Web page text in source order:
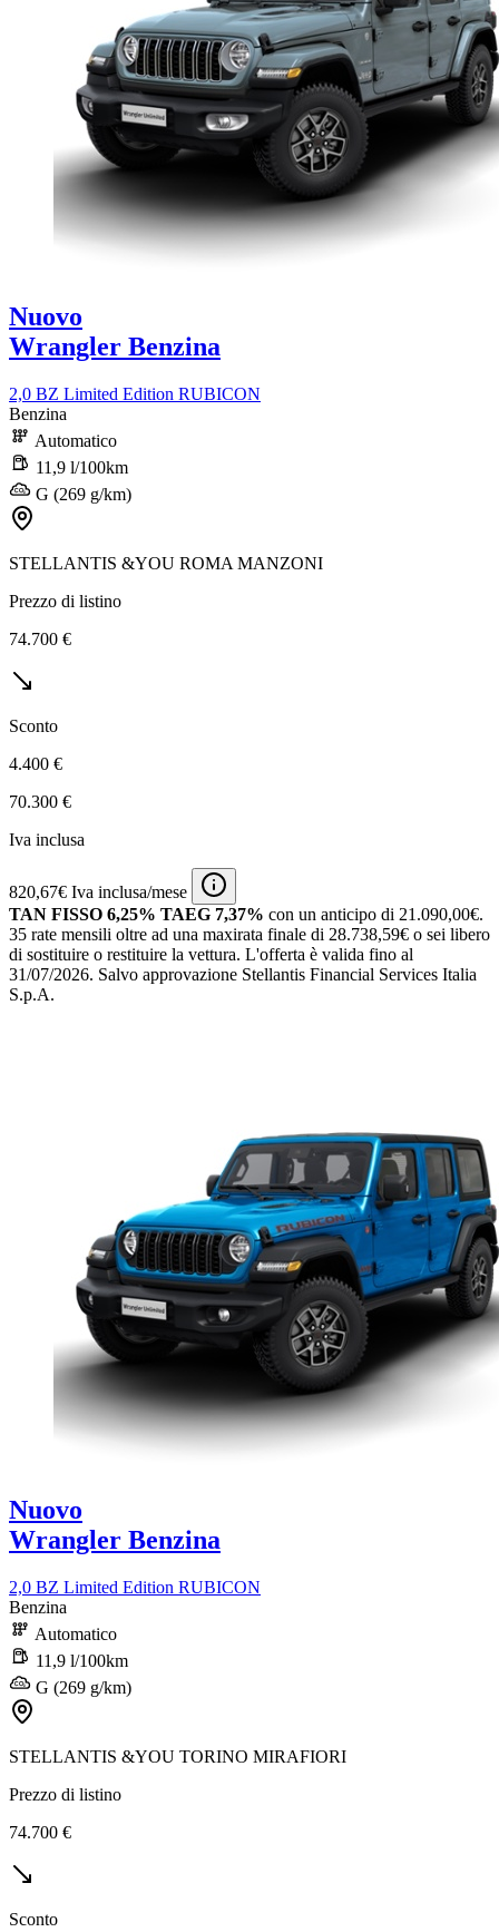
Nuovo
Wrangler Benzina
2,0 BZ Limited Edition RUBICON
Benzina
Automatico
11,9 l/100km
G (269 g/km)
STELLANTIS &YOU ROMA MANZONI
Prezzo di listino
74.700 €
Sconto
4.400 €
70.300 €
Iva inclusa
820,67€ Iva inclusa/mese
TAN FISSO 6,25% TAEG 7,37% con un anticipo di 21.090,00€.
35 rate mensili oltre ad una maxirata finale di 28.738,59€ o sei libero
di sostituire o restituire la vettura. L'offerta è valida fino al
31/07/2026. Salvo approvazione Stellantis Financial Services Italia
S.p.A.
Nuovo
Wrangler Benzina
2,0 BZ Limited Edition RUBICON
Benzina
Automatico
11,9 l/100km
G (269 g/km)
STELLANTIS &YOU TORINO MIRAFIORI
Prezzo di listino
74.700 €
Sconto